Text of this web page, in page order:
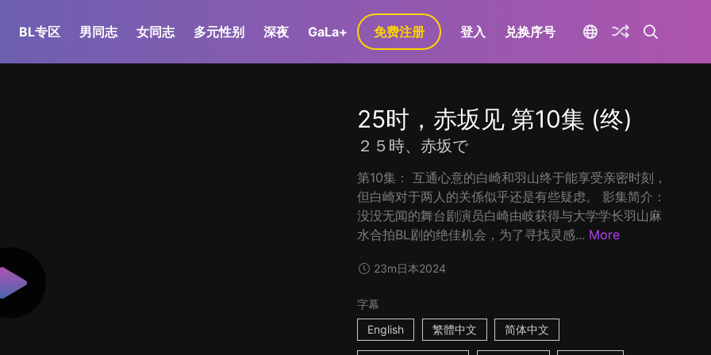
BL专区 男同志 女同志 多元性别 深夜 GaLa+ 免费注册 登入 兑换序号
25时，赤坂见 第10集 (终)
２５時、赤坂で
第10集： 互通心意的白崎和羽山终于能享受亲密时刻，
但白崎对于两人的关係似乎还是有些疑虑。 影集简介：
没没无闻的舞台剧演员白崎由岐获得与大学学长羽山麻
水合拍BL剧的绝佳机会，为了寻找灵感... More
23m日本2024
字幕
English
繁體中文 简体中文